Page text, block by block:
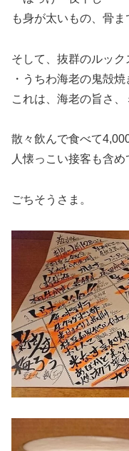
も身が太いもの、骨ま
そして、抜群のルック
・うちわ海老の鬼殻焼
これは、海老の旨さ、
散々飲んで食べて4,000
人懐っこい接客も含
ごちそうさま。